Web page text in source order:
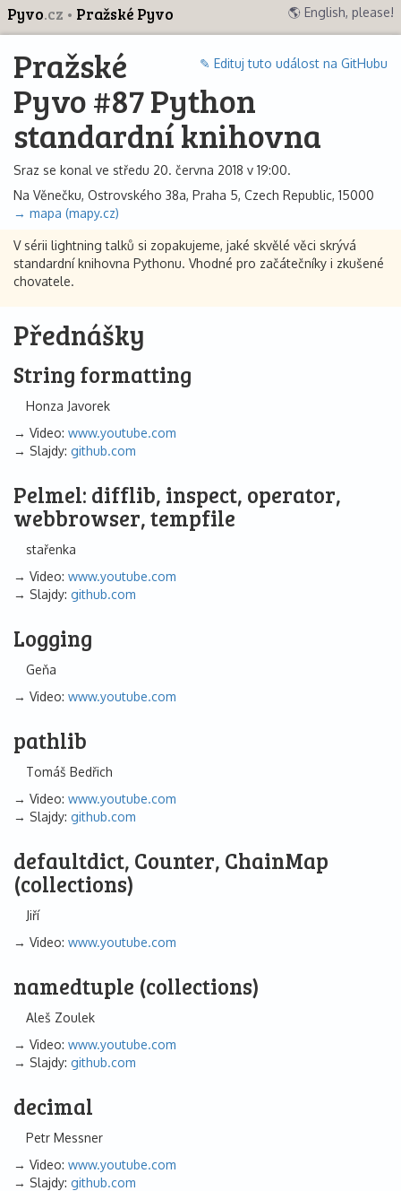
Pyvo.cz Pražské Pyvo 🌎 English, please!
✎ Edituj tuto událost na GitHubu
Pražské
Pyvo #87 Python
standardní knihovna
Sraz se konal ve středu 20. června 2018 v 19:00.
Na Věnečku, Ostrovského 38a, Praha 5, Czech Republic, 15000
→ mapa (mapy.cz)
V sérii lightning talků si zopakujeme, jaké skvělé věci skrývá
standardní knihovna Pythonu. Vhodné pro začátečníky i zkušené
chovatele.
Přednášky
String formatting
Honza Javorek
Video: www.youtube.com
Slajdy: github.com
Pelmel: difflib, inspect, operator,
webbrowser, tempfile
stařenka
Video: www.youtube.com
Slajdy: github.com
Logging
Geňa
Video: www.youtube.com
pathlib
Tomáš Bedřich
Video: www.youtube.com
Slajdy: github.com
defaultdict, Counter, ChainMap
(collections)
Jiří
Video: www.youtube.com
namedtuple (collections)
Aleš Zoulek
Video: www.youtube.com
Slajdy: github.com
decimal
Petr Messner
Video: www.youtube.com
Slajdy: github.com